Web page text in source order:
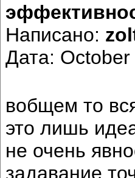
Написано:
Дата:
вобщем то
это лишь
не очень
задавание